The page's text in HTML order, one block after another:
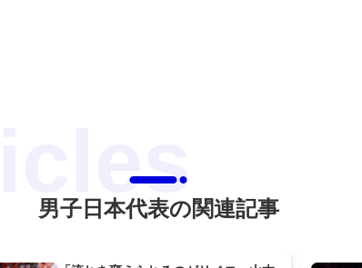
男子日本代表の関連記事